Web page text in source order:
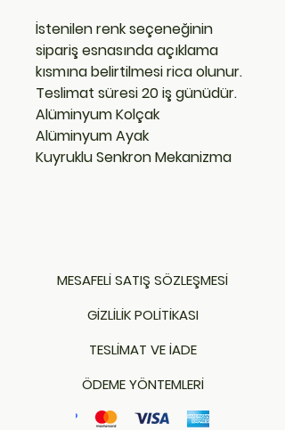
İstenilen renk seçeneğinin
sipariş esnasında açıklama
kısmına belirtilmesi rica olunur.
Teslimat süresi 20 iş günüdür.
Alüminyum Kolçak
Alüminyum Ayak
Kuyruklu Senkron Mekanizma
MESAFELİ SATIŞ SÖZLEŞMESİ
GİZLİLİK POLİTİKASI
TESLİMAT VE İADE
ÖDEME YÖNTEMLERİ